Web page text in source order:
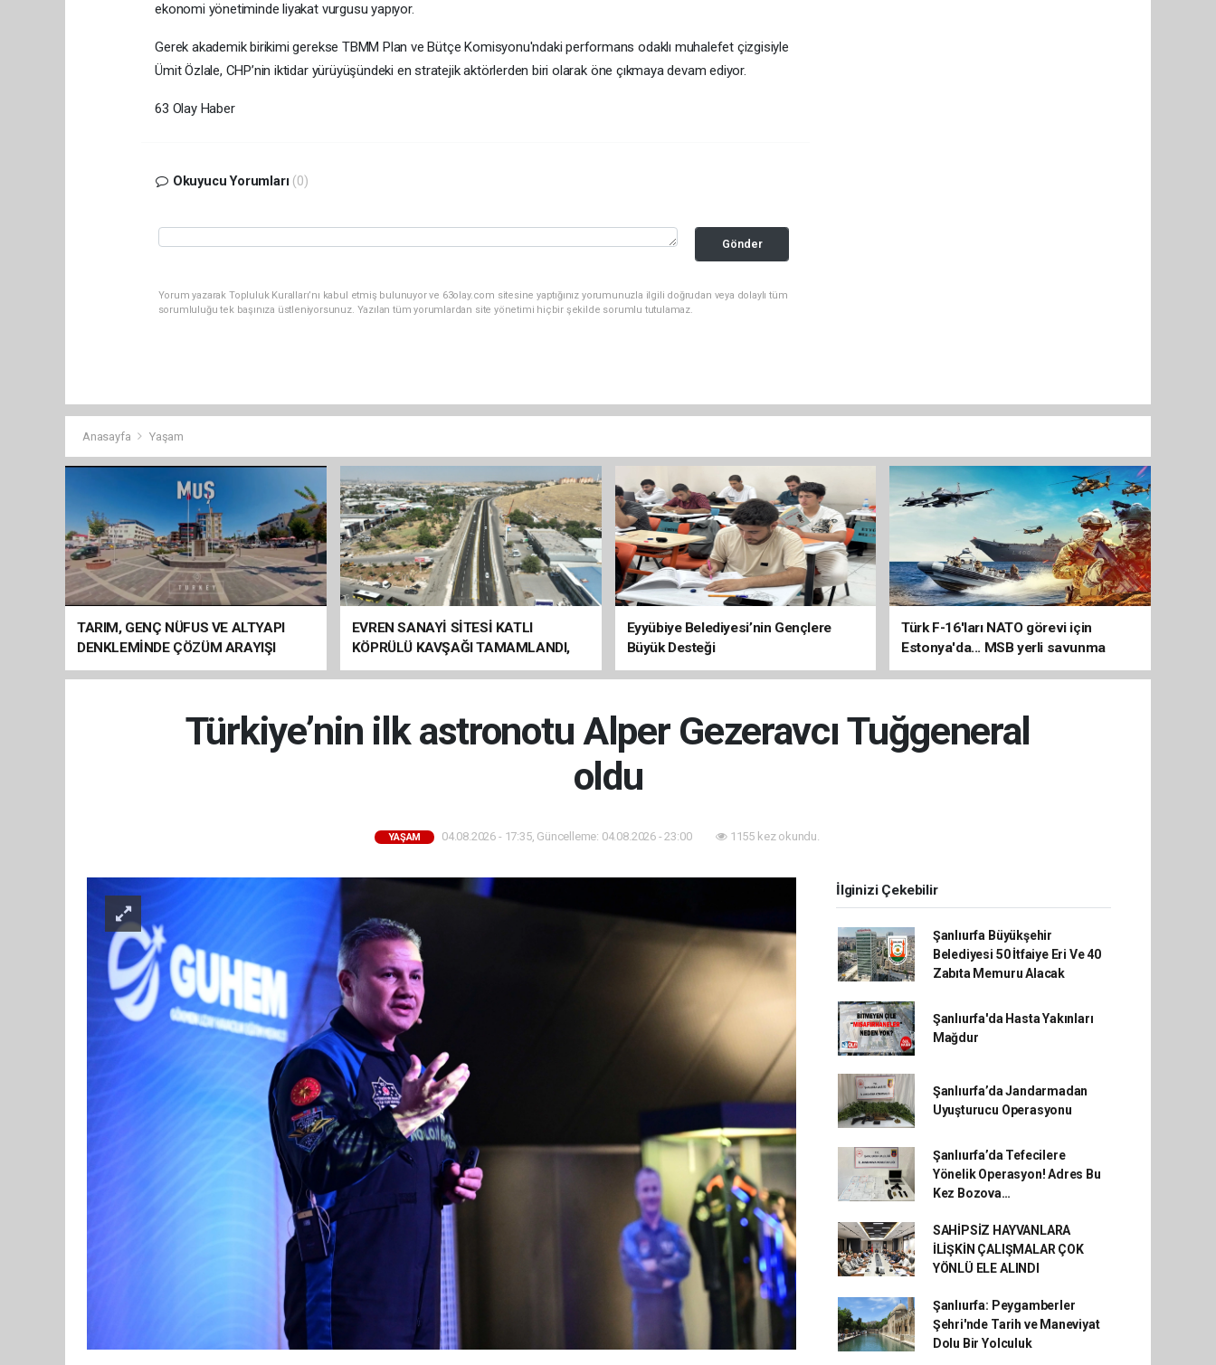
ekonomi yönetiminde liyakat vurgusu yapıyor.
Gerek akademik birikimi gerekse TBMM Plan ve Bütçe Komisyonu'ndaki performans odaklı muhalefet çizgisiyle
Ümit Özlale, CHP’nin iktidar yürüyüşündeki en stratejik aktörlerden biri olarak öne çıkmaya devam ediyor.
63 Olay Haber
Okuyucu Yorumları (0)
Gönder
Yorum yazarak Topluluk Kuralları’nı kabul etmiş bulunuyor ve 63olay.com sitesine yaptığınız yorumunuzla ilgili doğrudan veya dolaylı tüm
sorumluluğu tek başınıza üstleniyorsunuz. Yazılan tüm yorumlardan site yönetimi hiçbir şekilde sorumlu tutulamaz.
Anasayfa Yaşam
TARIM, GENÇ NÜFUS VE ALTYAPI
DENKLEMİNDE ÇÖZÜM ARAYIŞI
EVREN SANAYİ SİTESİ KATLI
KÖPRÜLÜ KAVŞAĞI TAMAMLANDI,
ARAÇ GEÇİŞLERİ BAŞLADI
Eyyübiye Belediyesi’nin Gençlere
Büyük Desteği
Türk F-16'ları NATO görevi için
Estonya'da... MSB yerli savunma
sistemleriyle güçleniyor
Türkiye’nin ilk astronotu Alper Gezeravcı Tuğgeneral
oldu
YAŞAM 04.08.2026 - 17:35, Güncelleme: 04.08.2026 - 23:00 1155 kez okundu.
İlginizi Çekebilir
Şanlıurfa Büyükşehir
Belediyesi 50 İtfaiye Eri Ve 40
Zabıta Memuru Alacak
Şanlıurfa'da Hasta Yakınları
Mağdur
Şanlıurfa’da Jandarmadan
Uyuşturucu Operasyonu
Şanlıurfa’da Tefecilere
Yönelik Operasyon! Adres Bu
Kez Bozova…
SAHİPSİZ HAYVANLARA
İLİŞKİN ÇALIŞMALAR ÇOK
YÖNLÜ ELE ALINDI
Şanlıurfa: Peygamberler
Şehri'nde Tarih ve Maneviyat
Dolu Bir Yolculuk